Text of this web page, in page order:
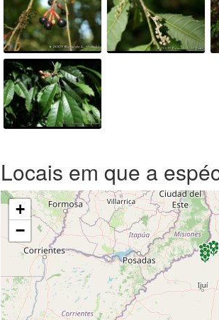
Locais em que a
+
−